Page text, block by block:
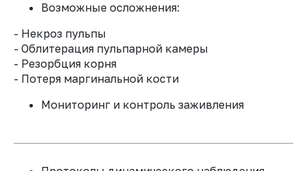
Возможные осложнения:
- Некроз пульпы
- Облитерация пульпарной камеры
- Резорбция корня
- Потеря маргинальной кости
Мониторинг и контроль заживления
ПРИ ОПЛАТЕ ПОЛНОГО КУРСА ДО 1 АВГУСТА
ДОСТУП КО ВСЕМ УЧЕБНЫМ МАТЕРИАЛАМ
ПРЕДОСТАВЛЯЕТСЯ НА 1 ГОД
При оплате полного курса из 6